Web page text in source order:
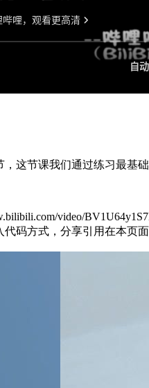
这节课我们通过练习最基
video/
码方式，分享引用在本页面